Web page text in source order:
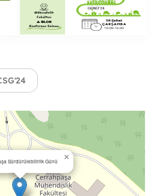
Sürdürülebilirlik Günü ×